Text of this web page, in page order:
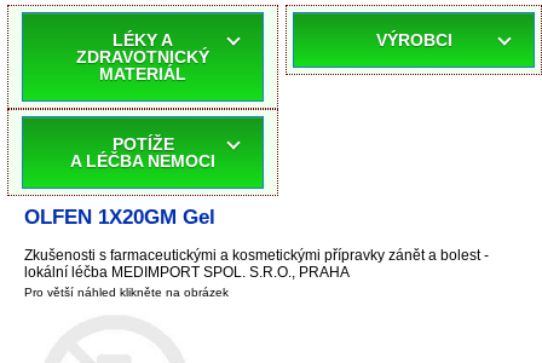
LÉKY A
ZDRAVOTNICKÝ
MATERIÁL
POTÍŽE
A LÉČBA NEMOCI
VÝROBCI
OLFEN 1X20GM Gel
Zkušenosti s farmaceutickými a kosmetickými přípravky zánět a bolest -
lokální léčba MEDIMPORT SPOL. S.R.O., PRAHA
Pro větší náhled klikněte na obrázek